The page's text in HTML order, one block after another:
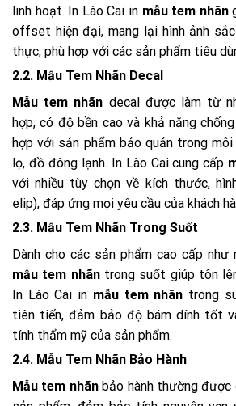
linh hoạt. In Lào Cai in mẫu tem nhãn
offset hiện đại, mang lại hình ảnh
thực, phù hợp với các sản phẩm tiêu
2.2. Mẫu Tem Nhãn Decal
Mẫu tem nhãn decal được làm từ
hợp, có độ bền cao và khả năng
hợp với sản phẩm bảo quản trong
lọ, đồ đông lạnh. In Lào Cai cung cấp
với nhiều tùy chọn về kích thước,
elip), đáp ứng mọi yêu cầu của khách
2.3. Mẫu Tem Nhãn Trong Suốt
Dành cho các sản phẩm cao cấp như
mẫu tem nhãntrong suốt giúp tôn
In Lào Cai in mẫu tem nhãn trong
tiên tiến, đảm bảo độ bám dính tốt
tính thẩm mỹ của sản phẩm.
2.4. Mẫu Tem Nhãn Bảo Hành
Mẫu tem nhãnbảo hành thường được